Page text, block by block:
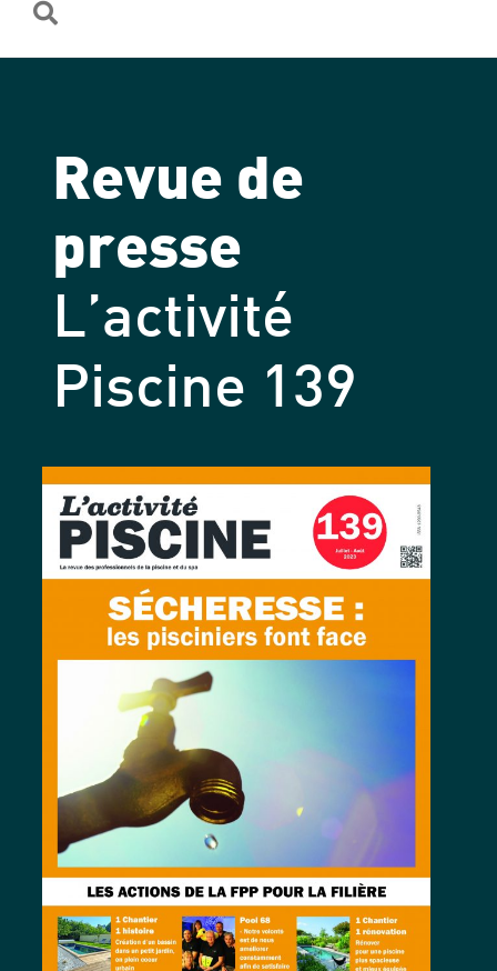
Revue de
presse
L’activité
Piscine 139